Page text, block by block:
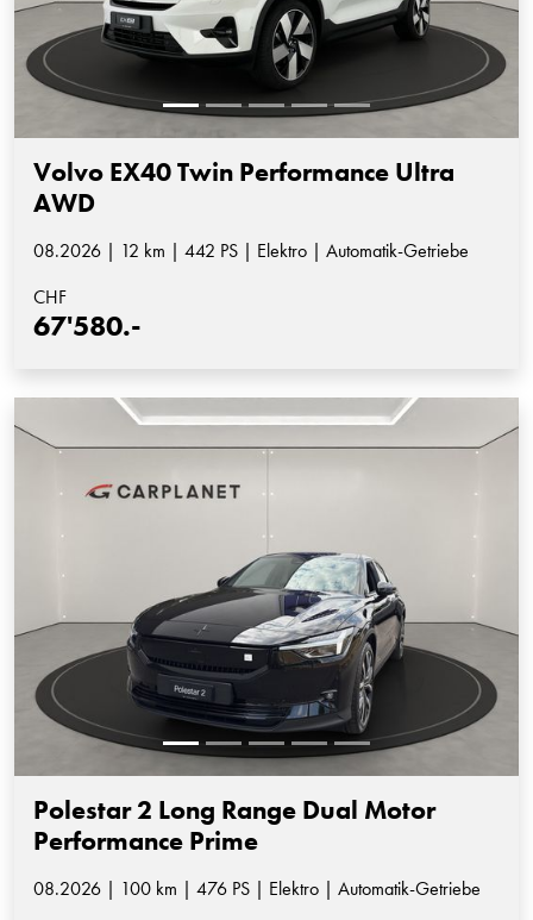
Volvo EX40 Twin Performance Ultra
AWD
08.2026 | 12 km | 442 PS | Elektro | Automatik-Getriebe
CHF
67'580.-
Polestar 2 Long Range Dual Motor
Performance Prime
08.2026 | 100 km | 476 PS | Elektro | Automatik-Getriebe